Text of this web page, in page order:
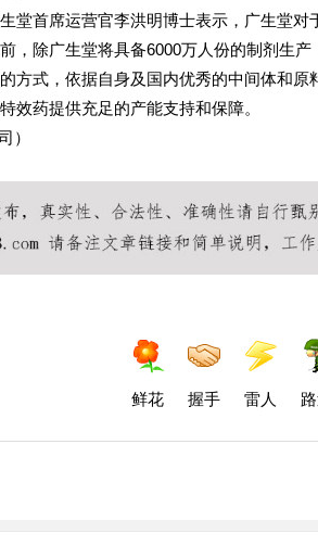
首席运营官李洪明博士表示，广生堂对
，除广生堂将具备6000万人份的制剂生
方式，依据自身及国内优秀的中间体和
效药提供充足的产能支持和保障。
）
鲜花 握手 雷人